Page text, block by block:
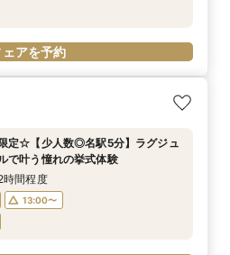
ェアを予約
定☆【少人数◎名駅5分】ラグジュ
で叶う憧れの挙式体験
時間程度
13:00〜